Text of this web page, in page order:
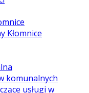
Kłomnice
komunalnych
usługi w